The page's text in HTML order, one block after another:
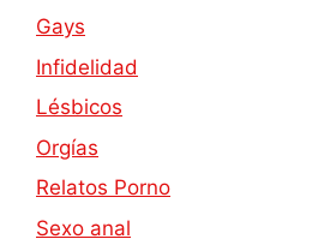
Gays
Infidelidad
Lésbicos
Orgías
Relatos Porno
Sexo anal